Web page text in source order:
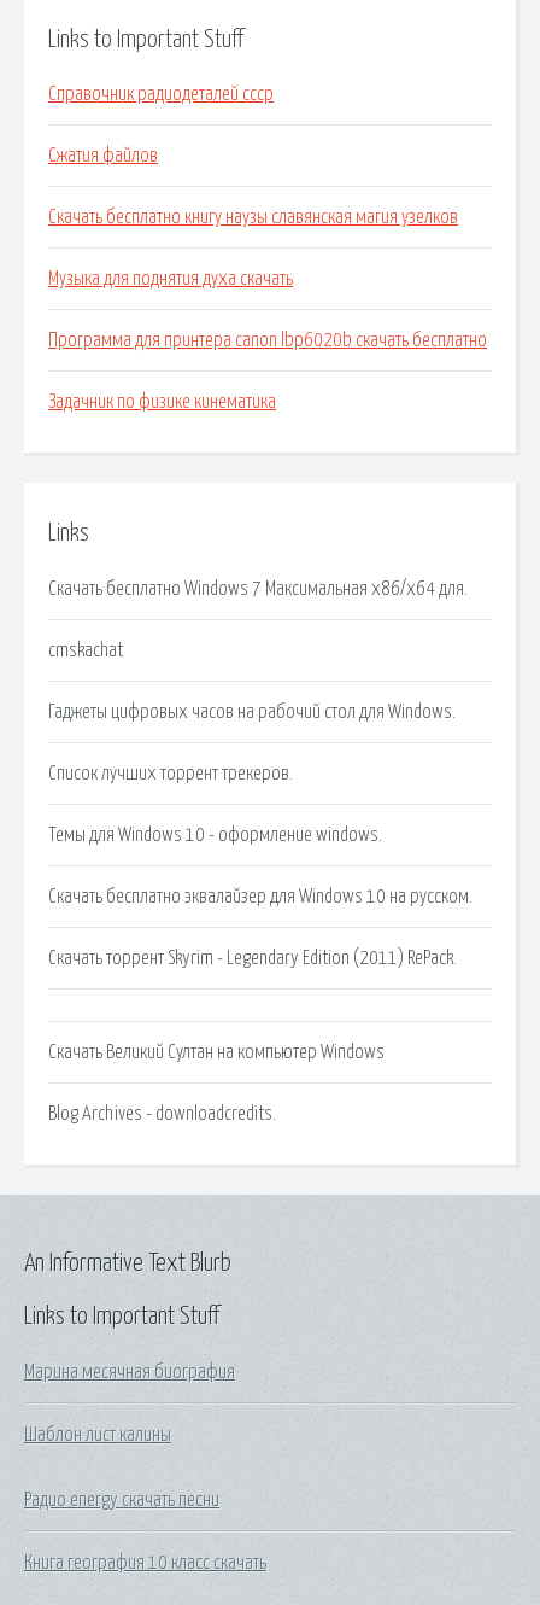
Links to Important Stuff
Справочник радиодеталей ссср
Сжатия файлов
Скачать бесплатно книгу наузы славянская магия узелков
Музыка для поднятия духа скачать
Программа для принтера canon lbp6020b скачать бесплатно
Задачник по физике кинематика
Links
Скачать бесплатно Windows 7 Максимальная x86/x64 для.
cmskachat
Гаджеты цифровых часов на рабочий стол для Windows.
Список лучших торрент трекеров.
Темы для Windows 10 - оформление windows.
Скачать бесплатно эквалайзер для Windows 10 на русском.
Скачать торрент Skyrim - Legendary Edition (2011) RePack.
Cкачать Великий Султан на компьютер Windows
Blog Archives - downloadcredits.
Links to Important Stuff
Марина месячная биография
Шаблон лист калины
Радио energy скачать песни
Книга география 10 класс скачать
An Informative Text Blurb